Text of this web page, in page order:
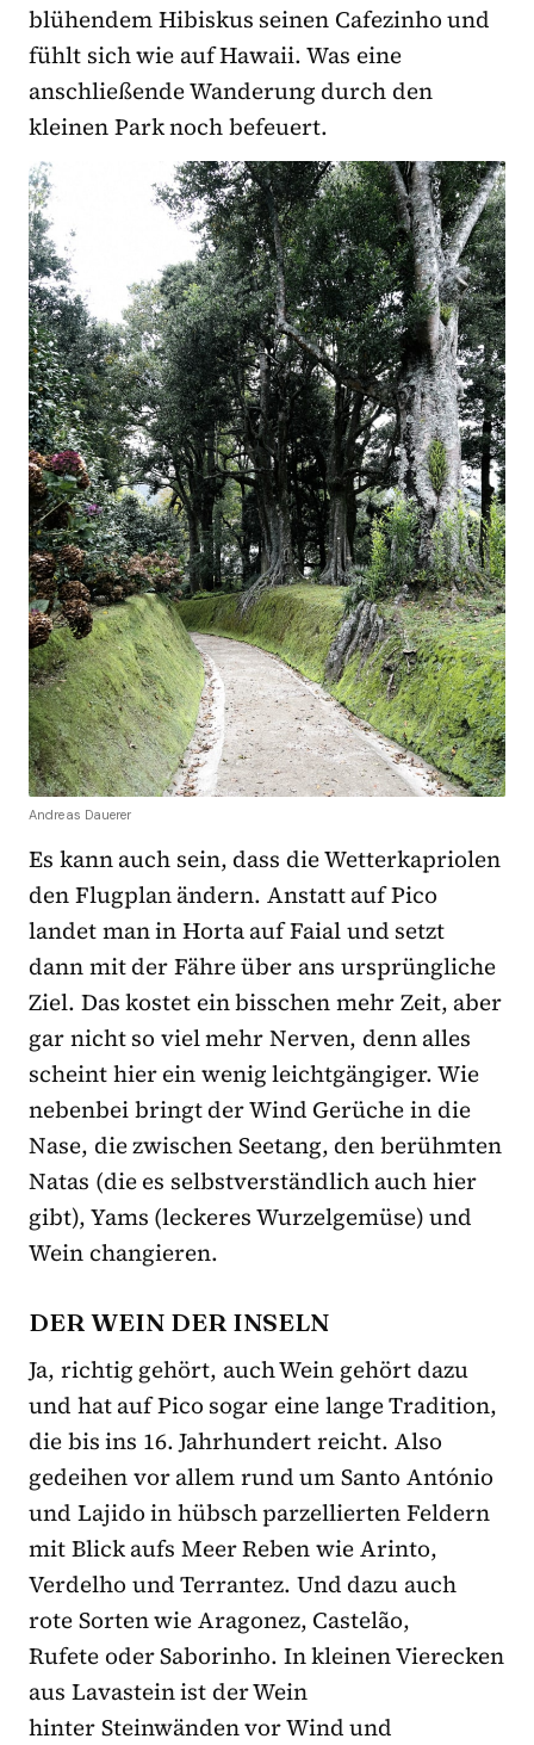
blühendem Hibiskus seinen Cafezinho und
fühlt sich wie auf Hawaii. Was eine
anschließende Wanderung durch den
kleinen Park noch befeuert.
Andreas Dauerer
Es kann auch sein, dass die Wetterkapriolen
den Flugplan ändern. Anstatt auf Pico
landet man in Horta auf Faial und setzt
dann mit der Fähre über ans ursprüngliche
Ziel. Das kostet ein bisschen mehr Zeit, aber
gar nicht so viel mehr Nerven, denn alles
scheint hier ein wenig leichtgängiger. Wie
nebenbei bringt der Wind Gerüche in die
Nase, die zwischen Seetang, den berühmten
Natas (die es selbstverständlich auch hier
gibt), Yams (leckeres Wurzelgemüse) und
Wein changieren.
DER WEIN DER INSELN
Ja, richtig gehört, auch Wein gehört dazu
und hat auf Pico sogar eine lange Tradition,
die bis ins 16. Jahrhundert reicht. Also
gedeihen vor allem rund um Santo António
und Lajido in hübsch parzellierten Feldern
mit Blick aufs Meer Reben wie Arinto,
Verdelho und Terrantez. Und dazu auch
rote Sorten wie Aragonez, Castelão,
Rufete oder Saborinho. In kleinen Vierecken
aus Lavastein ist der Wein
hinter Steinwänden vor Wind und